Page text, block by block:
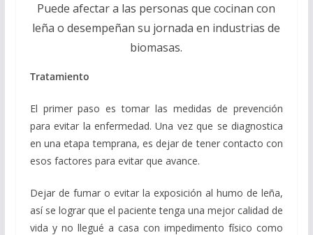
Puede afectar a las personas que cocinan con
leña o desempeñan su jornada en industrias de
biomasas.
Tratamiento
El primer paso es tomar las medidas de prevención
para evitar la enfermedad. Una vez que se diagnostica
en una etapa temprana, es dejar de tener contacto con
esos factores para evitar que avance.
Dejar de fumar o evitar la exposición al humo de leña,
así se lograr que el paciente tenga una mejor calidad de
vida y no llegué a casa con impedimento físico como